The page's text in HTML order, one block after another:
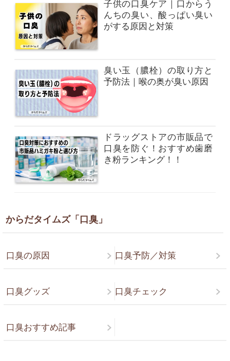
子供の口臭ケア｜口からう
んちの臭い、酸っぱい臭い
がする原因と対策
臭い玉（膿栓）の取り方と
予防法｜喉の奥が臭い原因
ドラッグストアの市販品で
口臭を防ぐ！おすすめ歯磨
き粉ランキング！！
からだタイムズ「口臭」
口臭の原因 口臭予防／対策
口臭グッズ 口臭チェック
口臭おすすめ記事